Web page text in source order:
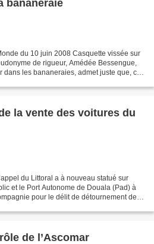
bananeraie
du 10 juin 2008 Casquette vissée sur
de rigueur, Amédée Bessengue,
dans les bananeraies, admet juste que, ces
la vente des voitures du
du Littoral a à nouveau statué sur
et le Port Autonome de Douala (Pad) à
pour le délit de détournement de
de l’Ascomar